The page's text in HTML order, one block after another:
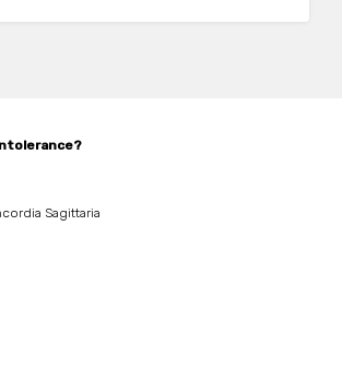
Sagittaria